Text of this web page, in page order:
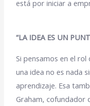
está por iniciar a
“LA IDEA ES UN
Si pensamos en el
una idea no es nada
aprendizaje. Esa
Graham, cofundador